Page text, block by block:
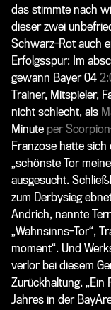
das stimmte nach
dieser zwei
Schwarz-Rot auch
Erfolgsspur: Im
gewann Bayer 04
Trainer, Mitspieler,
nicht schlecht, als
Minute per
Franzose hatte sich
„schönste Tor
ausgesucht.
zum Derbysieg
Andrich, nannte
„Wahnsinns-Tor“,
moment“. Und
verlor bei diesem
Zurückhaltung. „Ein
Jahres in der